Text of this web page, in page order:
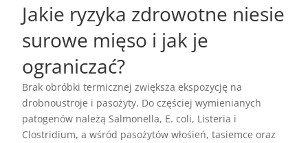
Jakie ryzyka zdrowotne niesie
surowe mięso i jak je
ograniczać?
Brak obróbki termicznej zwiększa ekspozycję na
drobnoustroje i pasożyty. Do częściej wymienianych
patogenów należą Salmonella, E. coli, Listeria i
Clostridium, a wśród pasożytów włośień, tasiemce oraz